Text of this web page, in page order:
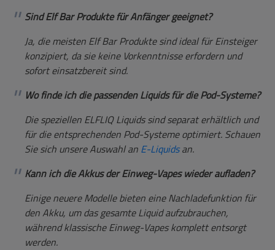
Sind Elf Bar Produkte für Anfänger geeignet?
Ja, die meisten Elf Bar Produkte sind ideal für Einsteiger
konzipiert, da sie keine Vorkenntnisse erfordern und
sofort einsatzbereit sind.
Wo finde ich die passenden Liquids für die Pod-Systeme?
Die speziellen ELFLIQ Liquids sind separat erhältlich und
für die entsprechenden Pod-Systeme optimiert. Schauen
Sie sich unsere Auswahl an E-Liquidsan.
Kann ich die Akkus der Einweg-Vapes wieder aufladen?
Einige neuere Modelle bieten eine Nachladefunktion für
den Akku, um das gesamte Liquid aufzubrauchen,
während klassische Einweg-Vapes komplett entsorgt
werden.